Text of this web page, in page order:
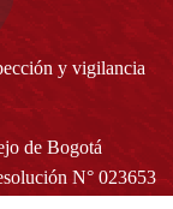
y vigilancia
de Bogotá
N° 023653